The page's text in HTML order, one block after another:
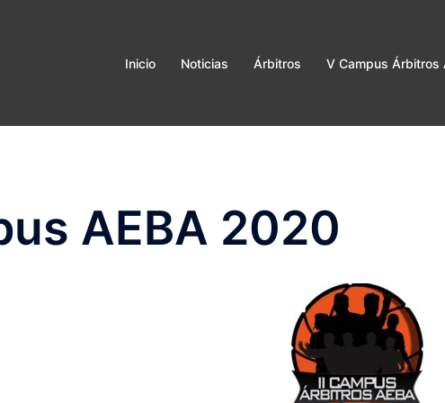
Inicio Noticias Árbitros V Campus Árbitros
AEBA 2020